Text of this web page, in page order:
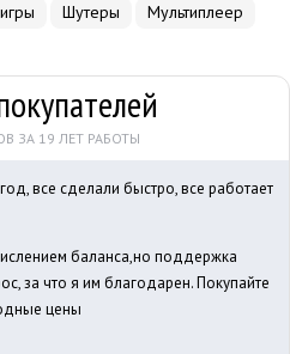
Шутеры
Мультиплеер
ЗА 19 ЛЕТ РАБОТЫ
все сделали быстро, все работает
баланса,но поддержка
за что я им благодарен. Покупайте
цены